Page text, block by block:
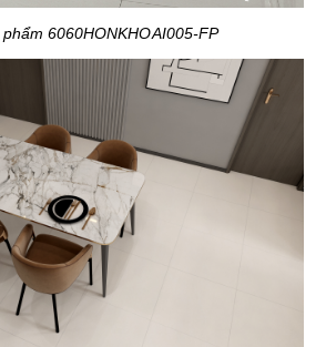
6060HONKHOAI005-FP